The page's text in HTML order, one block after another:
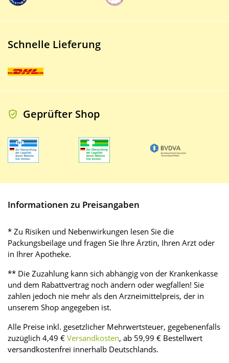
Schnelle Lieferung
Geprüfter Shop
Informationen zu Preisangaben
* Zu Risiken und Nebenwirkungen lesen Sie die
Packungsbeilage und fragen Sie Ihre Ärztin, Ihren Arzt oder
in Ihrer Apotheke.
** Die Zuzahlung kann sich abhängig von der Krankenkasse
und dem Rabattvertrag noch ändern oder wegfallen! Sie
zahlen jedoch nie mehr als den Arzneimittelpreis, der in
unserem Shop angegeben ist.
Alle Preise inkl. gesetzlicher Mehrwertsteuer, gegebenenfalls
zuzüglich 4,49 € Versandkosten, ab 59,99 € Bestellwert
versandkostenfrei innerhalb Deutschlands.